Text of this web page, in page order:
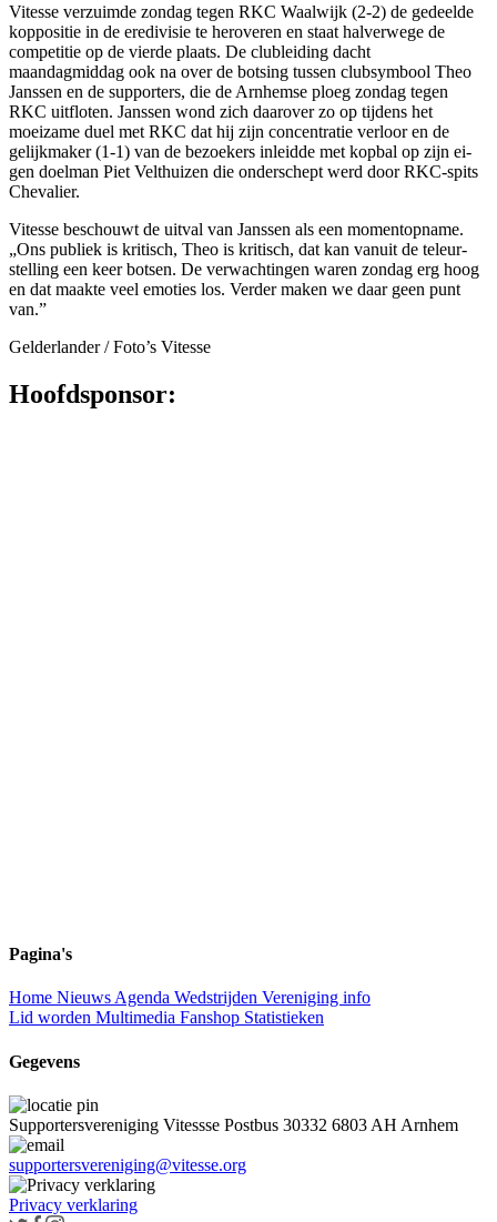
Vitesse verzuimde zondag tegen RKC Waalwijk (2-2) de gedeelde
koppositie in de eredivisie te her­overen en staat halverwege de
competitie op de vierde plaats. De clubleiding dacht
maandagmiddag ook na over de botsing tussen club­symbool Theo
Janssen en de sup­porters, die de Arnhemse ploeg zondag tegen
RKC uitfloten. Jans­sen wond zich daarover zo op tij­dens het
moeizame duel met RKC dat hij zijn concentratie verloor en de
gelijkmaker (1-1) van de bezoe­kers inleidde met kopbal op zijn ei­
gen doelman Piet Velthuizen die onderschept werd door RKC-spits
Chevalier.
Vitesse beschouwt de uitval van Janssen als een momentopname.
„Ons publiek is kritisch, Theo is kritisch, dat kan vanuit de teleur­
stelling een keer botsen. De ver­wachtingen waren zondag erg hoog
en dat maakte veel emoties los. Verder maken we daar geen punt
van.”
Gelderlander / Foto’s Vitesse
Hoofdsponsor:
Pagina's
Home NieuwsAgenda Wedstrijden Vereniging info
Lid worden Multimedia Fanshop Statistieken
Gegevens
Supportersvereniging Vitessse Postbus 30332 6803 AH Arnhem
supportersvereniging@vitesse.org
Privacy verklaring